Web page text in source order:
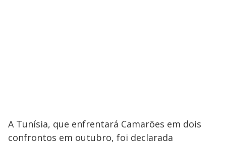
A Tunísia, que enfrentará Camarões em dois
confrontos em outubro, foi declarada